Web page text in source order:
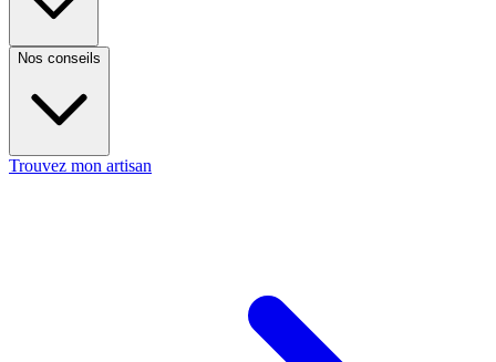
Nos conseils
Trouvez mon artisan